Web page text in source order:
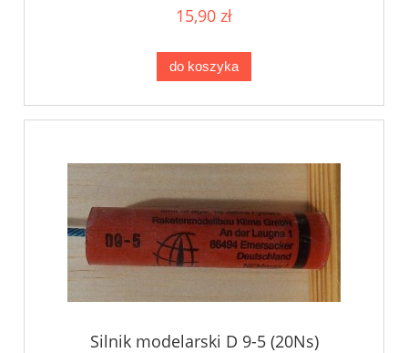
15,90 zł
do koszyka
Silnik modelarski D 9-5 (20Ns)